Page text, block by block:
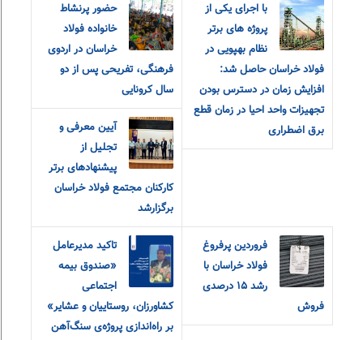
با اجرای یکی از
پروژه های برتر
نظام بهپویی در
فولاد خراسان حاصل شد:
افزایش زمان در دسترس بودن
تجهیزات واحد احیا در زمان قطع
برق اضطراری
حضور پرنشاط
خانواده فولاد
خراسان در اردوی
فرهنگی، تفریحی پس از دو
سال کرونایی
آیین معرفی و
تجلیل از
پیشنهادهای برتر
کارکنان مجتمع فولاد خراسان
برگزارشد
فروردین پرفروغ
فولاد خراسان با
رشد ۱۵ درصدی
فروش
تاکید مدیرعامل
«صندوق بیمه‌
اجتماعی
کشاورزان، روستاییان و عشایر»
بر راه‌اندازی پروژه‌ی سنگ‌آهن